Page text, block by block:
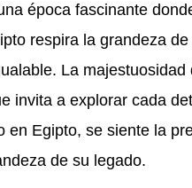
época fascinante
respira la grandeza
La
invita a explorar cada
en Egipto, se siente la
de su legado.